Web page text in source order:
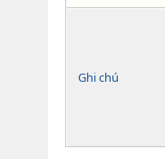
Ghi chú